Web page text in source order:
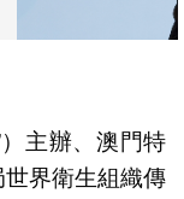
主辦、澳門特
界衛生組織傳